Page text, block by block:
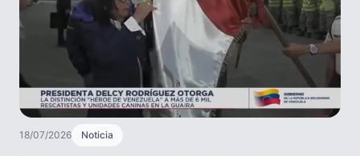
18/07/2026 Noticia